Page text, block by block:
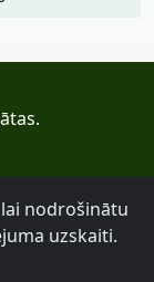
nodrošinātu
uzskaiti.